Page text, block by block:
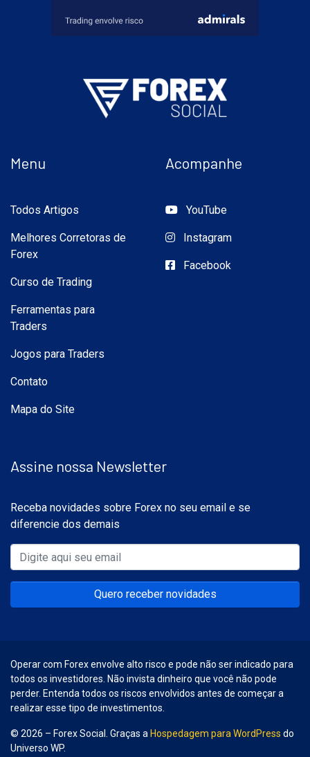
Menu
Todos Artigos
Melhores Corretoras de
Forex
Curso de Trading
Ferramentas para
Traders
Jogos para Traders
Contato
Mapa do Site
Acompanhe
YouTube
Instagram
Facebook
Assine nossa Newsletter
Receba novidades sobre Forex no seu email e se
diferencie dos demais
Quero receber novidades
Operar com Forex envolve alto risco e pode não ser indicado para
todos os investidores. Não invista dinheiro que você não pode
perder. Entenda todos os riscos envolvidos antes de começar a
realizar esse tipo de investimentos.
© 2026 – Forex Social. Graças a Hospedagem para WordPress do
Universo WP.